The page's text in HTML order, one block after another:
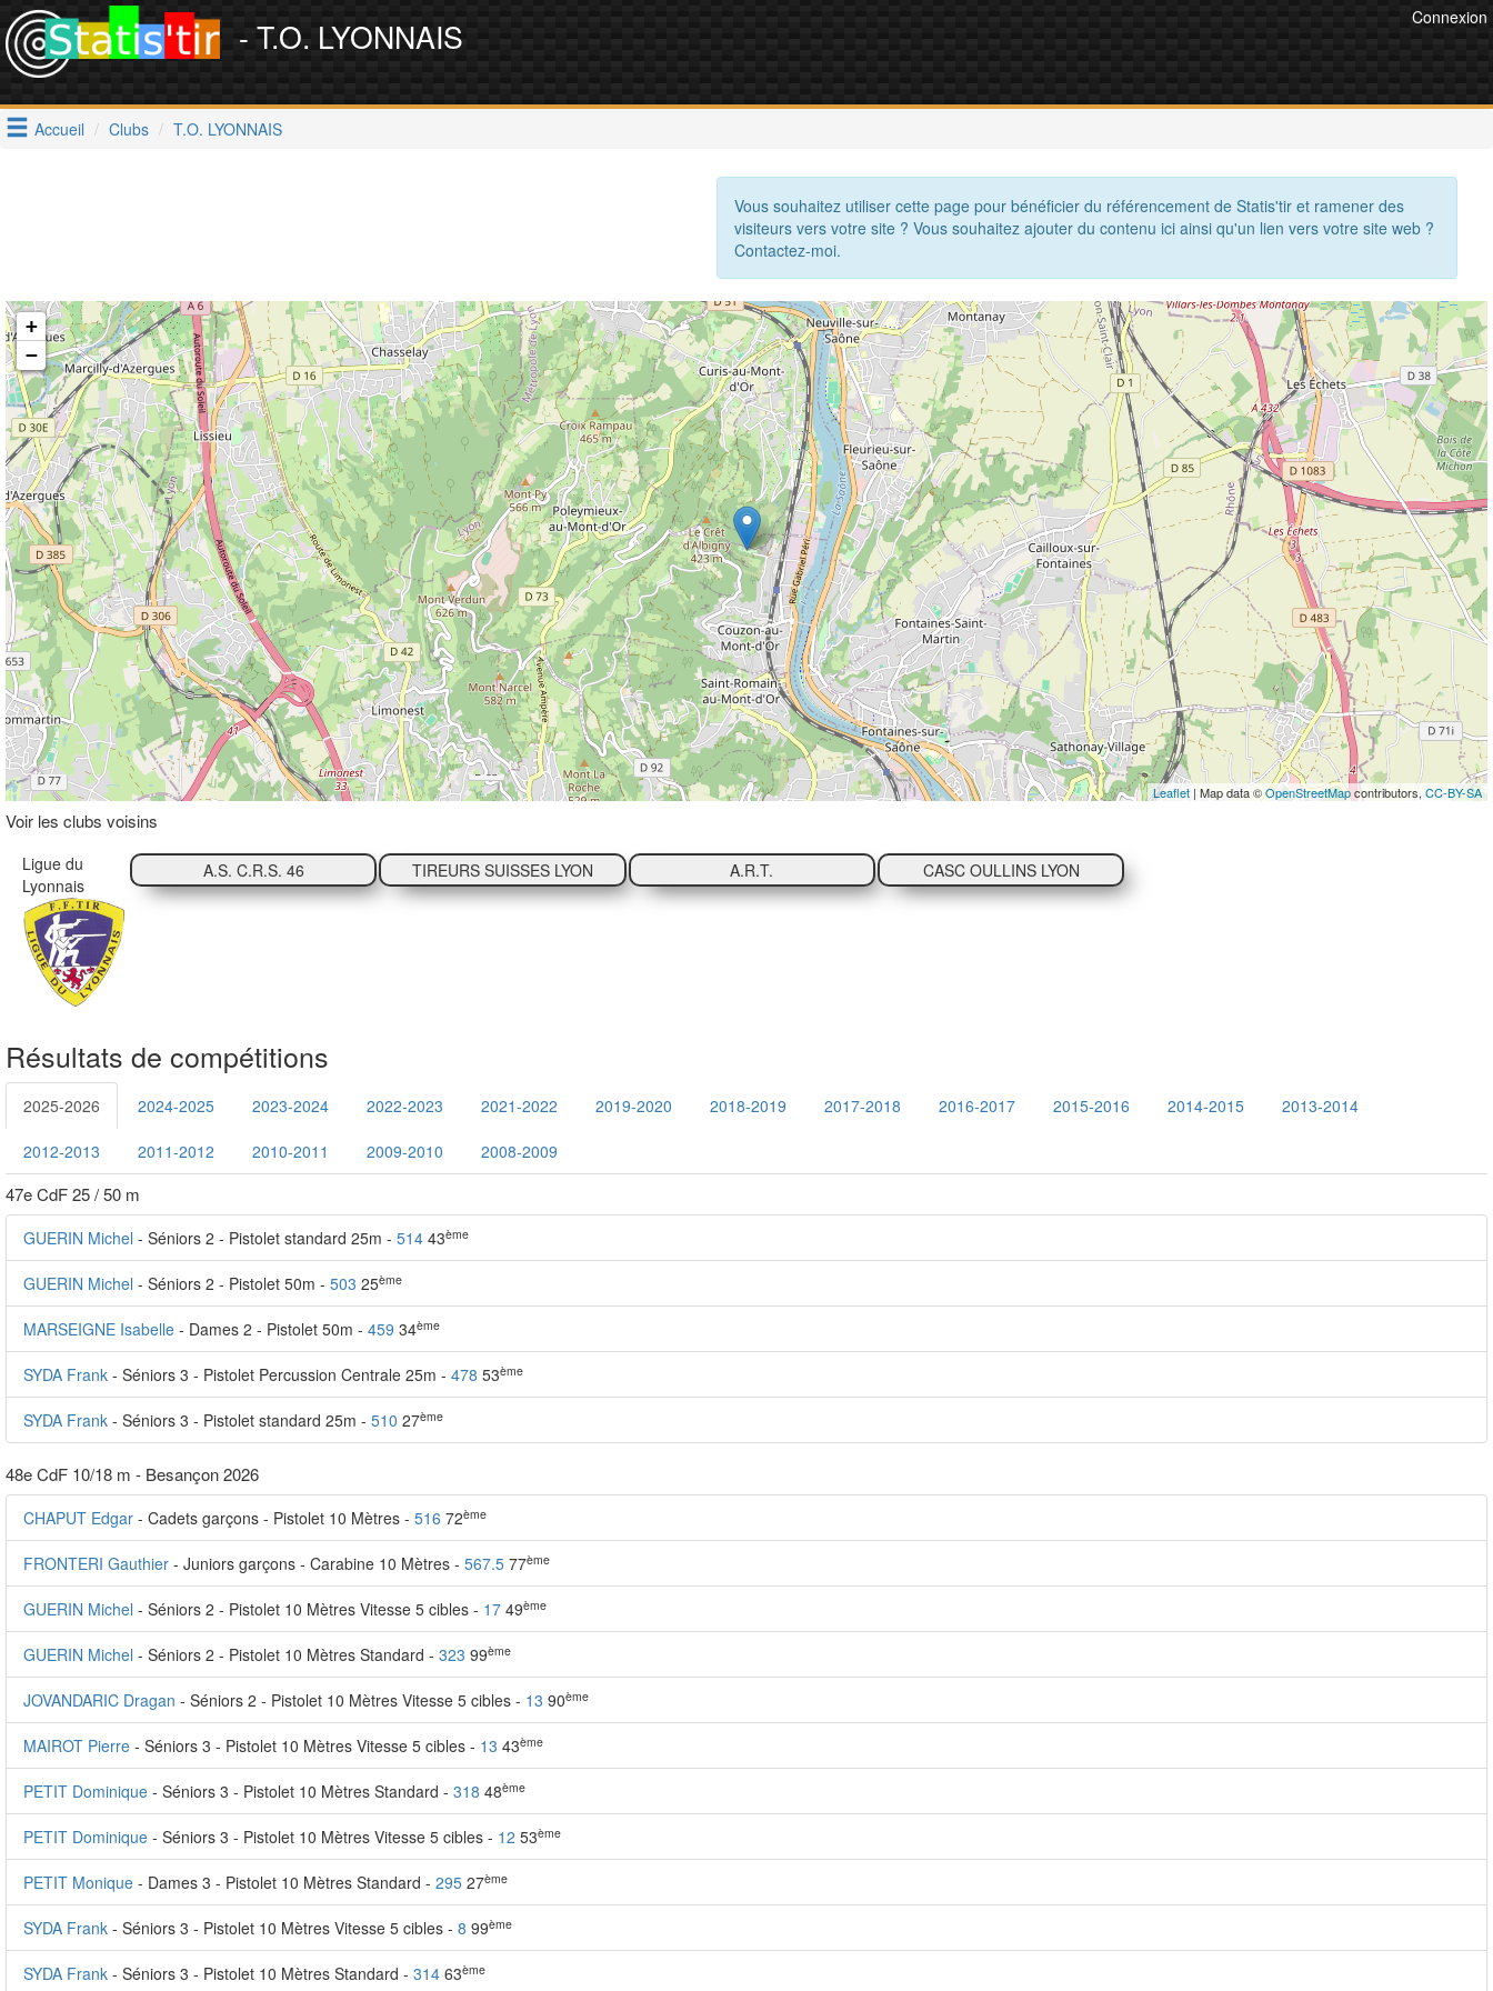
Connexion
- T.O. LYONNAIS
Accueil Clubs T.O. LYONNAIS
Vous souhaitez utiliser cette page pour bénéficier du référencement de Statis'tir et ramener des
visiteurs vers votre site ? Vous souhaitez ajouter du contenu ici ainsi qu'un lien vers votre site web ?
Contactez-moi.
+
−
Leaflet | Map data ©OpenStreetMapcontributors, CC-BY-SA
Voir les clubs voisins
Ligue du
Lyonnais
A.S. C.R.S. 46 TIREURS SUISSES LYON A.R.T. CASC OULLINS LYON
Résultats de compétitions
2025-2026 2024-2025 2023-2024 2022-2023 2021-2022 2019-2020 2018-2019 2017-2018 2016-2017 2015-2016 2014-2015 2013-2014
2012-2013 2011-2012 2010-2011 2009-2010 2008-2009
47e CdF 25 / 50 m
GUERIN Michel - Séniors 2 - Pistolet standard 25m - 514 43ème
GUERIN Michel - Séniors 2 - Pistolet 50m - 503 25ème
MARSEIGNE Isabelle - Dames 2 - Pistolet 50m - 459 34ème
SYDA Frank - Séniors 3 - Pistolet Percussion Centrale 25m - 478 53ème
SYDA Frank - Séniors 3 - Pistolet standard 25m - 510 27ème
48e CdF 10/18 m - Besançon 2026
CHAPUT Edgar - Cadets garçons - Pistolet 10 Mètres - 516 72ème
FRONTERI Gauthier - Juniors garçons - Carabine 10 Mètres - 567.5 77ème
GUERIN Michel - Séniors 2 - Pistolet 10 Mètres Vitesse 5 cibles - 17 49ème
GUERIN Michel - Séniors 2 - Pistolet 10 Mètres Standard - 323 99ème
JOVANDARIC Dragan - Séniors 2 - Pistolet 10 Mètres Vitesse 5 cibles - 13 90ème
MAIROT Pierre - Séniors 3 - Pistolet 10 Mètres Vitesse 5 cibles - 13 43ème
PETIT Dominique - Séniors 3 - Pistolet 10 Mètres Standard - 318 48ème
PETIT Dominique - Séniors 3 - Pistolet 10 Mètres Vitesse 5 cibles - 12 53ème
PETIT Monique - Dames 3 - Pistolet 10 Mètres Standard - 295 27ème
SYDA Frank - Séniors 3 - Pistolet 10 Mètres Vitesse 5 cibles - 8 99ème
SYDA Frank - Séniors 3 - Pistolet 10 Mètres Standard - 314 63ème